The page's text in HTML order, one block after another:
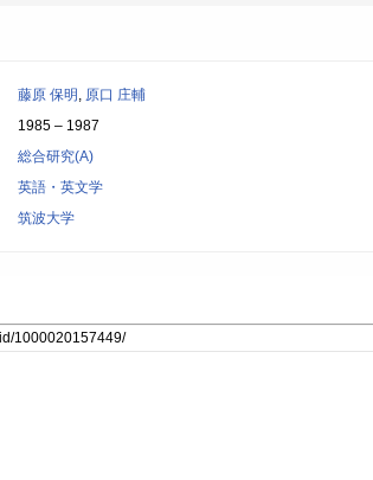
藤原 保明 , 原口 庄輔
1985 – 1987
総合研究(A)
英語・英文学
筑波大学